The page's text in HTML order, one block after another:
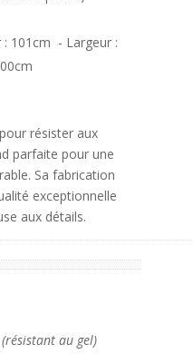
: 101cm - Largeur :
résister aux
parfaite pour une
Sa fabrication
exceptionnelle
aux détails.
(résistant au gel)